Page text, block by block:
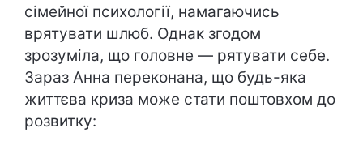
сімейної психології, намагаючись
врятувати шлюб. Однак згодом
зрозуміла, що головне — рятувати себе.
Зараз Анна переконана, що будь-яка
життєва криза може стати поштовхом до
розвитку: